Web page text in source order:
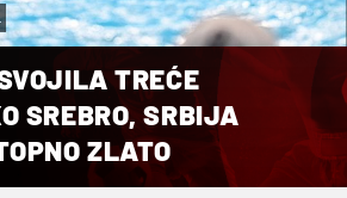
TREĆE
SREBRO, SRBIJA
ZLATO